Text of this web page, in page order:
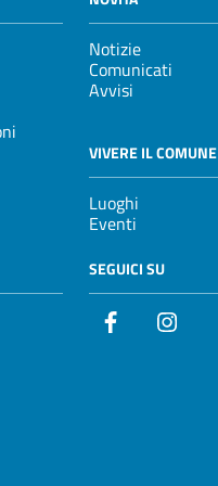
Notizie
Comunicati
Avvisi
VIVERE IL COMUNE
Luoghi
Eventi
SEGUICI SU
Facebook